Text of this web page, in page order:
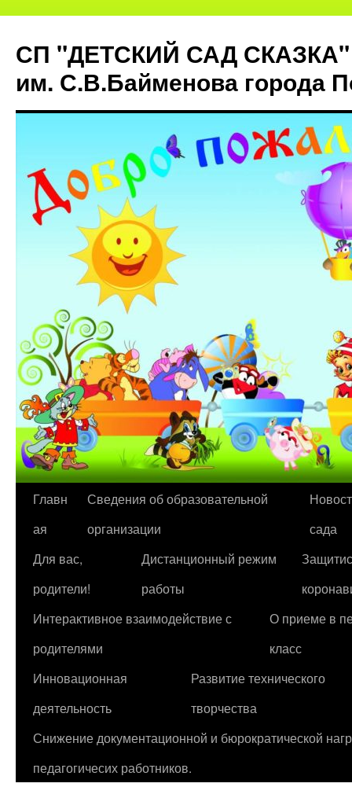
СП "ДЕТСКИЙ САД СКАЗКА"
им. С.В.Байменова города
Перейти
содержимому
Главн
ая
Сведения об образовательной
организации
сада
Для вас,
родители!
Дистанционный режим
работы
Интерактивное взаимодействие с
родителями
О приеме в
класс
Инновационная
деятельность
Развитие технического
творчества
Снижение документационной и бюрократической
педагогичесих работников.